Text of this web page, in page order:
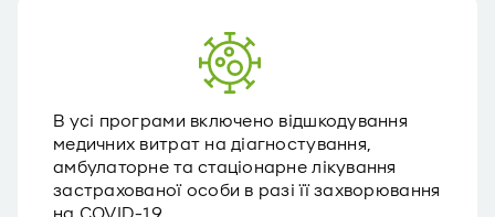
В усі програми включено відшкодування
медичних витрат на діагностування,
амбулаторне та стаціонарне лікування
застрахованої особи в разі її захворювання